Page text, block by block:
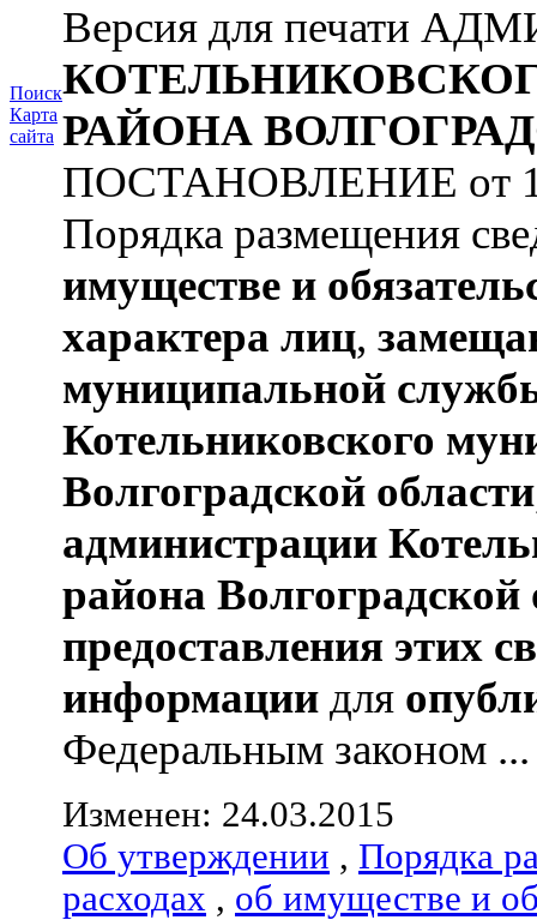
Поиск
Карта
сайта
Версия для печати
РАЙОНА
ПОСТАНОВЛЕНИЕ от
Порядка размещения
имуществе и
характера лиц,
муниципальной
Котельниковского
Волгоградской области
администрации
района Волгоградской
предоставления этих
информации для
Федеральным законом ...
Изменен: 24.03.2015
Об утверждении , Порядка
расходах , об имуществе и